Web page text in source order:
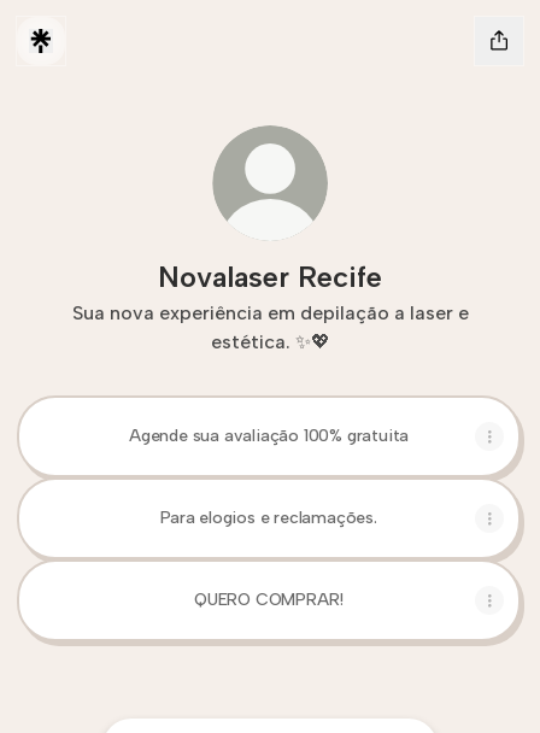
Novalaser Recife
Sua nova experiência em depilação a laser e
estética. ✨💖
Agende sua avaliação 100% gratuita
Para elogios e reclamações.
QUERO COMPRAR!